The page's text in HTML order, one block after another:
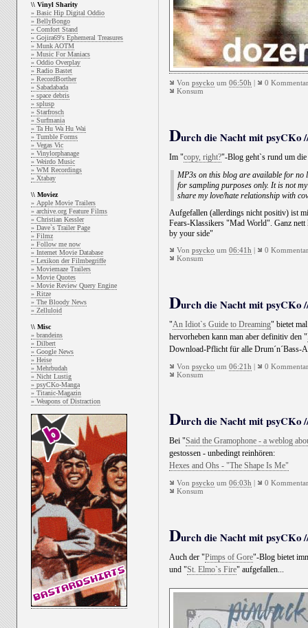
\\ Vinyl Sharity
» Basic Hip Digital Oddio
» BellyBongo
» Comfort Stand
» Gojira69's Ephemeral Treasures
» Munk AOTM
» Music For Maniacs
» Oddio Overplay
» Radio Bastet
» RecordBorther
» Sabadabada
» space debris
» splusp
» Starfrosch
» Surfmania
» Ta Hu Wa Hu Wai
» Tumble Forms
» Vegas Vic
» Vinylorphanage
» Weirdo Music
» WM Recordings
» Xtabay
\\ Moviez
» Apple Movie Trailers
» archive.org Feature Films
» Christian Kessler
» Dave`s Trailer Page
» Filmz
» Follow me now
» Internet Movie Database
» Lexikon der Filmbegriffe
» Moviemaze Trailers
» Movie Quotes
» Movie Review Query Engine
» Ritze
» The Bloody News
» Zelluloid
\\ Misc
» brandeins
» Dilbert
» Google News
» Heise
» Mehrbudah
» Nicht Lustig
» psyCKo-Manga
» Titanic-Magazin
» Weapons of Distraction
Von psycko um 06:50h |
0
Konsum
Durch die Nacht mit psyCKo
Im "copy, right?"-Blog geht`s rund um
MP3s on this blog are available for no
for sampling purposes only. It is not
share my love/hate relationship with
Aufgefallen (allerdings nicht positiv) ist
Fears-Klassikers "Mad World". Ganz nett
by your side"
Von psycko um 06:41h |
0
Konsum
Durch die Nacht mit psyCKo
"An Idiot`s Guide to Dreaming" bietet
hervorheben kann man aber definitiv den "
Download-Pflicht für alle Drum´n´Bass-
Von psycko um 06:21h |
0
Konsum
Durch die Nacht mit psyCKo
Bei "Said the Gramophone - a weblog
gestossen - unbedingt reinhören:
Hexes and Ohs - "The Shape Is Me"
Von psycko um 06:03h |
0
Konsum
Durch die Nacht mit psyCKo
Auch der "Pimps of Gore"-Blog bietet
und "St. Elmo`s Fire" aufgefallen...